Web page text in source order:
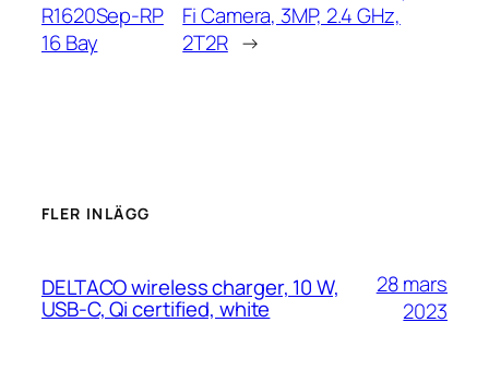
R1620Sep-RP
16 Bay
Fi Camera, 3MP, 2.4 GHz,
2T2R →
FLER INLÄGG
DELTACO wireless charger, 10 W,
USB-C, Qi certified, white
28 mars
2023